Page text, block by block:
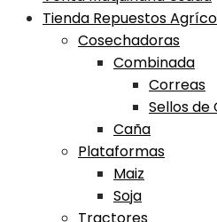
Tienda Repuestos
Cosechadoras
Combinada
Correas
Sellos de
Caña
Plataformas
Maiz
Soja
Tractores